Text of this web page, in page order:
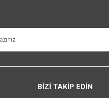
BİZİ TAKİP EDİN